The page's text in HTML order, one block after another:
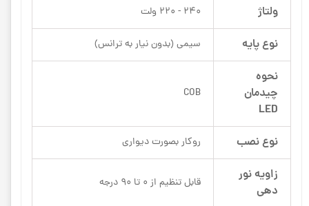
ولتاژ 240 - 220 ولت
نوع پایه سیمی (بدون نیار به ترانس)
نحوه
چیدمان
LED
COB
نوع نصب روکار بصورت دیواری
زاویه نور
دهی
قابل تنظیم از 0 تا 90 درجه